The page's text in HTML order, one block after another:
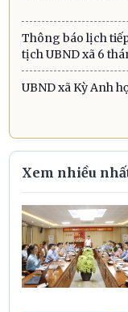
Thông báo lịch
tịch
UBND xã Kỳ Anh
Xem nhiều